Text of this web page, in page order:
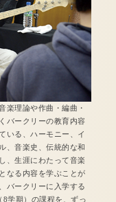
楽理論や作曲・編曲・
バークリーの教育内容
いる、ハーモニー、イ
、音楽史、伝統的な和
、生涯にわたって音楽
なる内容を学ぶことが
バークリーに入学する
学期）の課程を、ずっ